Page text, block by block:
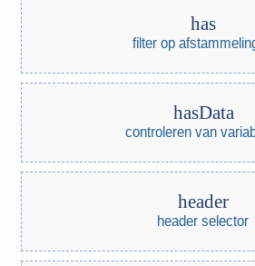
has
filter op
hasData
controleren van
header
header selector